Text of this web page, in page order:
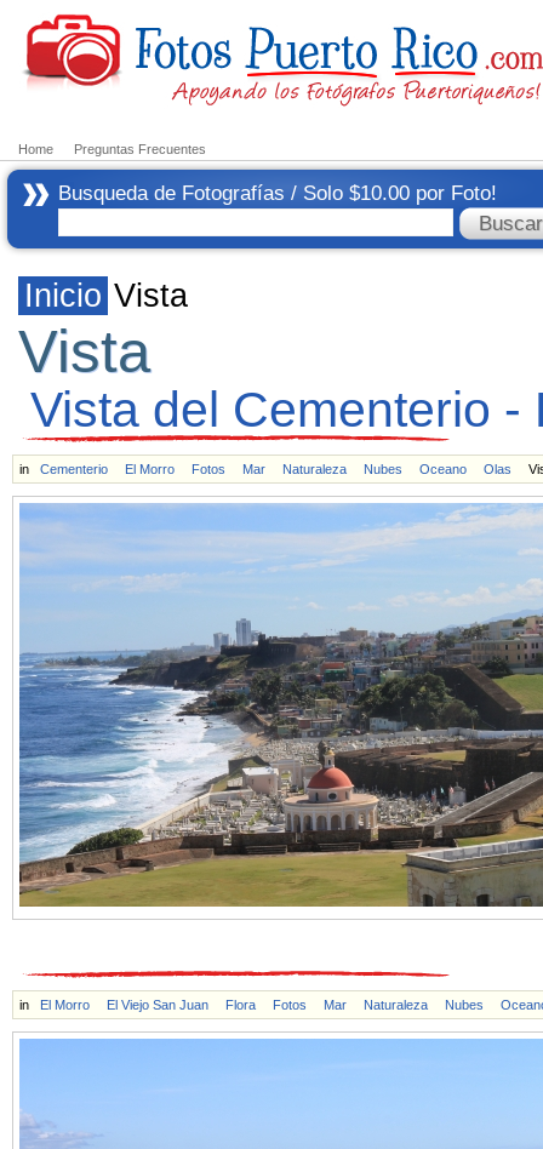
Home Preguntas Frecuentes
Busqueda de Fotografías / Solo $10.00 por Foto!
Inicio Vista
Vista
Vista del Cementerio -
in Cementerio El Morro Fotos Mar Naturaleza Nubes Oceano Olas
in El Morro El Viejo San Juan Flora Fotos Mar Naturaleza Nubes